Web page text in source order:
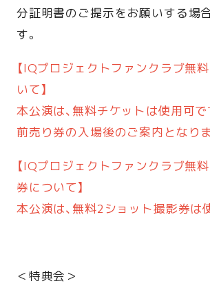
分証明書のご提示をお願いする場
す。
【IQプロジェクトファンクラブ無
いて】
本公演は、無料チケットは使用可で
前売り券の入場後のご案内となりま
【IQプロジェクトファンクラブ無
券について】
本公演は、無料2ショット撮影券は
＜特典会＞